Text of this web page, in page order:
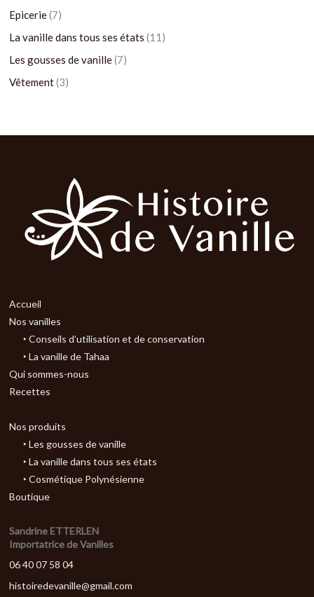
Epicerie 7
La vanille dans tous ses états 11
Les gousses de vanille 7
Vêtement 3
Accueil
Nos vanilles
‣ Conseils d’utilisation et de conservation
‣ La vanille de Tahaa
Qui sommes-nous
Recettes
Nos produits
‣ Les gousses de vanille
‣ La vanille dans tous ses états
‣ Cosmétique Polynésienne
Boutique
Sandrine ETTERLEN
Importatrice de Vanilles
06 40 07 58 04
histoiredevanille@gmail.com